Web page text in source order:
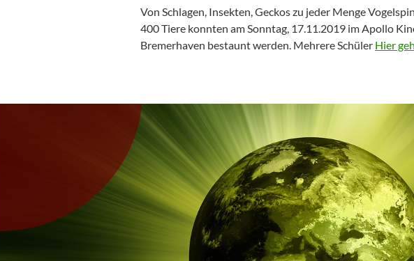
Von Schlagen, Insekten, Geckos zu jeder Menge
400 Tiere konnten am Sonntag, 17.11.2019 im Apollo
Bremerhaven bestaunt werden. Mehrere Schüler Hier